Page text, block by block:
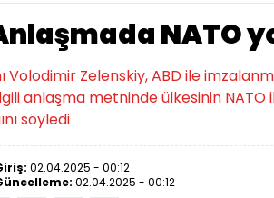
NATO
Volodimir Zelenskiy, ABD ile
anlaşma metninde ülkesinin NATO
söyledi
02.04.2025 - 00:12
02.04.2025 - 00:12